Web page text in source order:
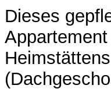
Dieses